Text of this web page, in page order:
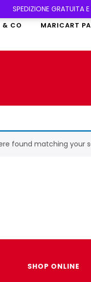
SPEDIZIONE GRATUITA
& CO MARICART
found matching your
SHOP ONLINE